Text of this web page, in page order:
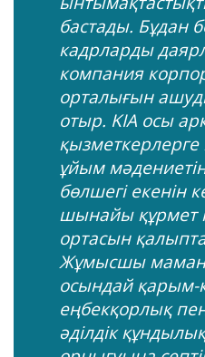
бастады. Бұдан
кадрларды
компания
орталығын
отыр. KIA осы
ұйым
бөлшегі екенін
шынайы құрмет
ортасын
Жұмысшы
осындай қарым-
еңбекқорлық
әділдік